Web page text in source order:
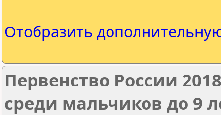
Отобразить
Первенство России
среди мальчиков до 9